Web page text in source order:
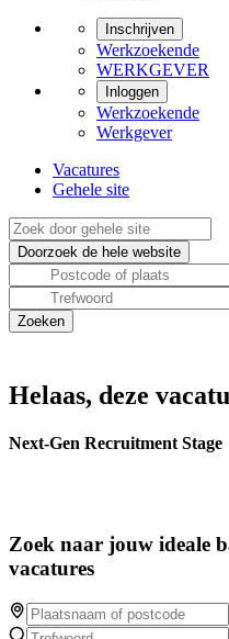
Inschrijven
Werkzoekende
WERKGEVER
Inloggen
Werkzoekende
Werkgever
Vacatures
Gehele site
Helaas, deze
Next-Gen Recruitment Stage
Zoek naar jouw ideale
vacatures